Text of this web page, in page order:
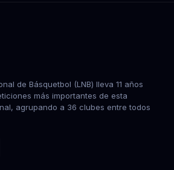
de Básquetbol (LNB) lleva 11 años
más importantes de esta
agrupando a 36 clubes entre todos